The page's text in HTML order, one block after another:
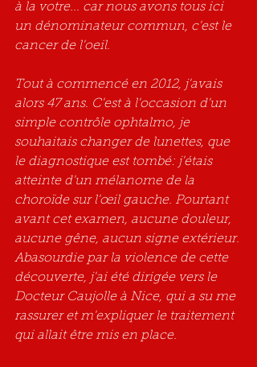
à la votre... car nous avons tous ici
un dénominateur commun, c'est le
cancer de l'oeil.
Tout à commencé en 2012, j'avais
alors 47 ans. C'est à l'occasion d'un
simple contrôle ophtalmo, je
souhaitais changer de lunettes, que
le diagnostique est tombé: j'étais
atteinte d'un mélanome de la
choroïde sur l'œil gauche. Pourtant
avant cet examen, aucune douleur,
aucune gêne, aucun signe extérieur.
Abasourdie par la violence de cette
découverte, j'ai été dirigée vers le
Docteur Caujolle à Nice, qui a su me
rassurer et m'expliquer le traitement
qui allait être mis en place.